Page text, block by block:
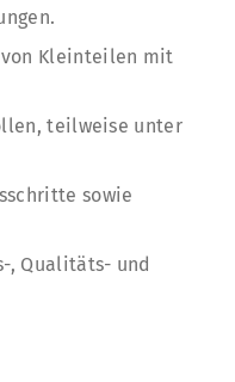
Kleinteilen mit
teilweise unter
sowie
, Qualitäts- und